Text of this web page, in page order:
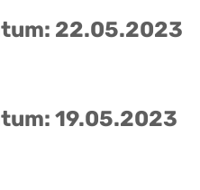
22.05.2023
19.05.2023